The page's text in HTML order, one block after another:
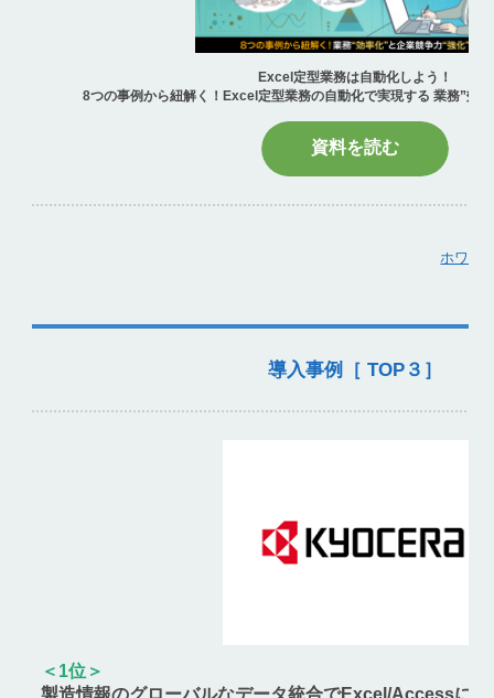
Excel定型業務は自動化しよう！
8つの事例から紐解く！Excel定型業務の自動化で実現する 業務”効
資料を読む
ホワイ
導入事例［ TOP３］
＜1位＞
製造情報のグローバルなデータ統合でExcel/Accessに